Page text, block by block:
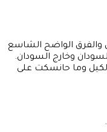
الواضح الشاسع
وخارج السودان.
وما حانسكت على